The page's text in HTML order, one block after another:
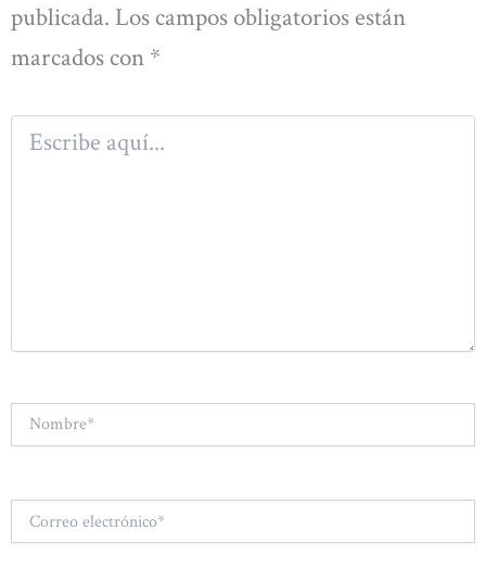
publicada. Los campos obligatorios están
marcados con *
aquí...
electrónico*